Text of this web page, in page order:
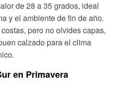
de 28 a 35 grados, ideal
y el ambiente de fin de año.
pero no olvides capas,
calzado para el clima
en Primavera